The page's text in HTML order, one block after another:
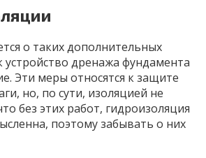
о таких дополнительных
устройство дренажа фундамента
Эти меры относятся к защите
но, по сути, изоляцией не
без этих работ, гидроизоляция
поэтому забывать о них